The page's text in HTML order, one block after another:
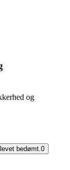
og
bedømt.0